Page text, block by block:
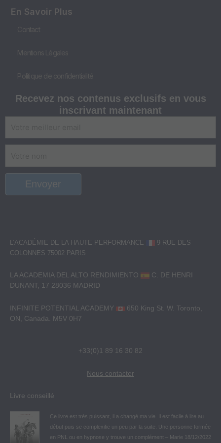
En Savoir Plus
Contact
Mentions Légales
Politique de confidentialité
Recevez nos contenus exclusifs en vous
inscrivant maintenant
Envoyer
L’ACADÉMIE DE LA HAUTE PERFORMANCE
9 RUE DES
COLONNES 75002 PARIS
LA ACADEMIA DEL ALTO RENDIMIENTO
C. DE HENRI
DUNANT, 17 28036 MADRID
INFINITE POTENTIAL ACADEMY
650 King St. W. Toronto,
ON, Canada. M5V 0H7
+33(0)1 89 16 30 82
Nous contacter
Livre conseillé
Ce livre est très puissant, il a changé ma vie. Il est facile à lire au
début puis se complexifie un peu par la suite. Une personne formée
en PNL ou en hypnose y trouve un complément – Marie 18/12/2022